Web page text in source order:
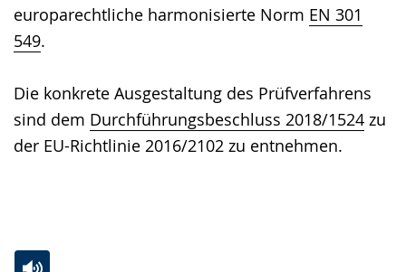
europarechtliche harmonisierte Norm EN 301
549.
Die konkrete Ausgestaltung des Prüfverfahrens
sind dem Durchführungsbeschluss 2018/1524 zu
der EU-Richtlinie 2016/2102 zu entnehmen.